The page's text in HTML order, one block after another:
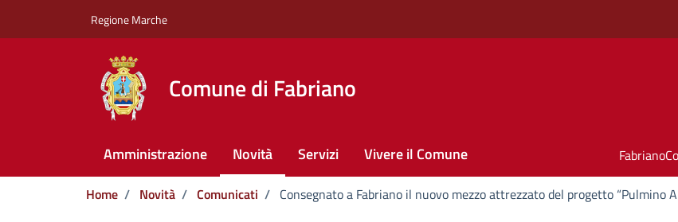
Regione Marche
Comune di Fabriano
Amministrazione Novità Servizi Vivere il Comune
Home / Novità / Comunicati / Consegnato a Fabriano il nuovo mezzo attrezzato del progetto “Pulmino